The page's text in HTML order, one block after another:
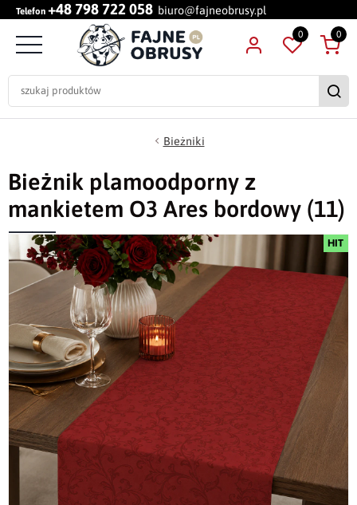
Telefon +48 798 722 058 biuro@fajneobrusy.pl
0 0
Bieżniki
HIT
Bieżnik plamoodporny z
mankietem O3 Ares bordowy (11)